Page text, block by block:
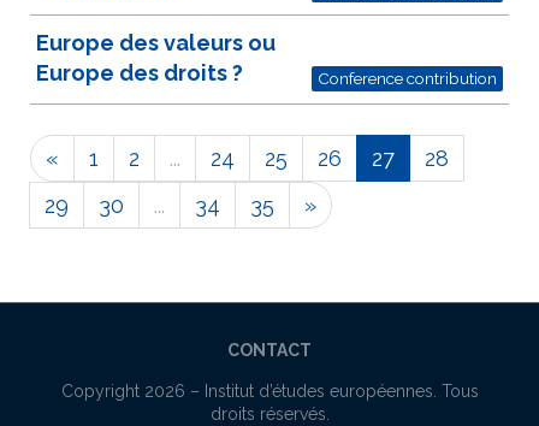
Europe des valeurs ou
Europe des droits ?
Conference contribution
« 1 2 ... 24 25 26 27
28
29
30 ... 34 35 »
CONTACT
Copyright 2026 – Institut d’études européennes . Tous
droits réservés.